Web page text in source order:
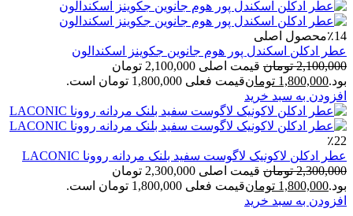
٪14محصول اصلی
عطر ادکلن اسکندل پور هوم جانوین جکوینز اسکندالون
2,100,000 تومان
قیمت اصلی 2,100,000 تومان
بود.1,800,000 تومانقیمت فعلی 1,800,000 تومان است.
افزودن به سبد خرید
٪22
عطر ادکلن لاکونیک لاگوست سفید بلنک مردانه روونا LACONIC
2,300,000 تومان
قیمت اصلی 2,300,000 تومان
بود.1,800,000 تومانقیمت فعلی 1,800,000 تومان است.
افزودن به سبد خرید